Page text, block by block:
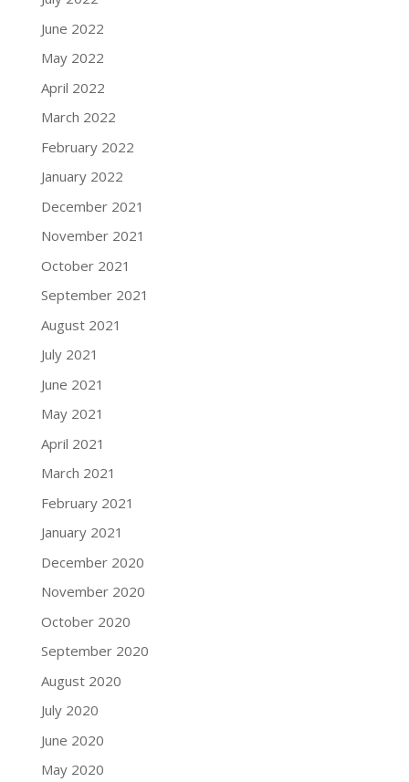
June 2022
May 2022
April 2022
March 2022
February 2022
January 2022
December 2021
November 2021
October 2021
September 2021
August 2021
July 2021
June 2021
May 2021
April 2021
March 2021
February 2021
January 2021
December 2020
November 2020
October 2020
September 2020
August 2020
July 2020
June 2020
May 2020